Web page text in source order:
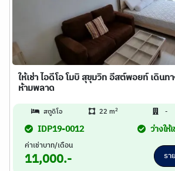
ให้เช่า ไอดีโอ โมบิ สุขุมวิท อีสต์พอยท์ เดิน
ห้ามพลาด
สตูดิโอ 22 m2 -
IDP19-0012 ว่างให้
ค่าเช่าบาท/เดือน
11,000.- รา